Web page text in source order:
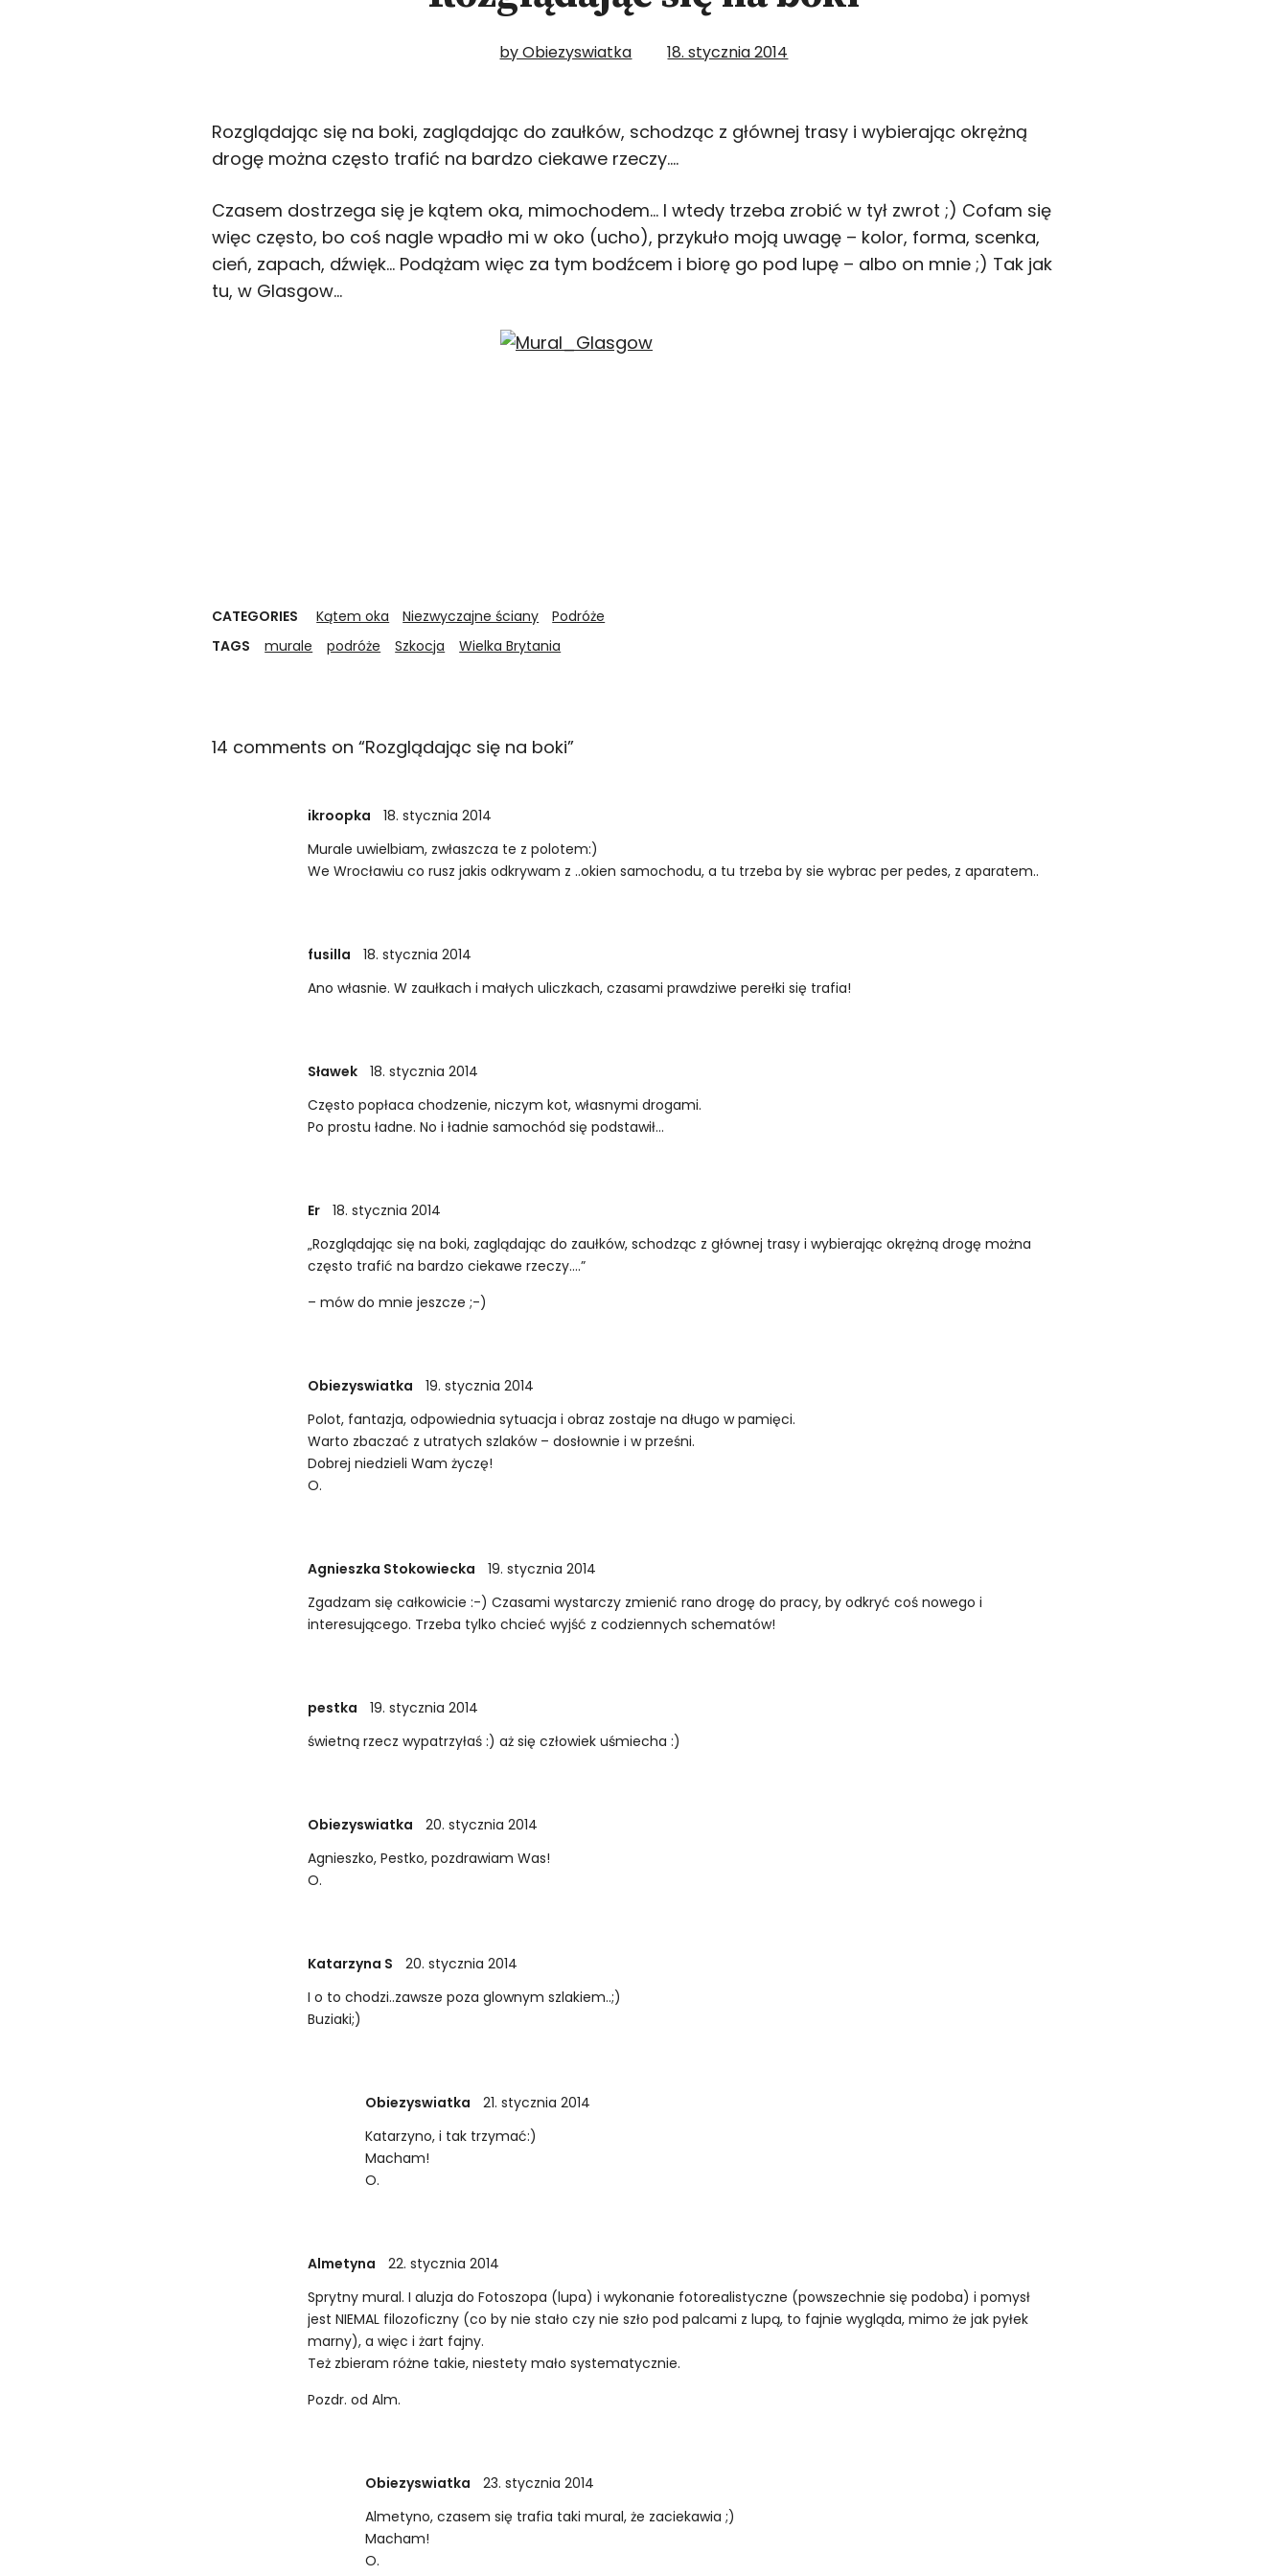
by Obiezyswiatka 18. stycznia 2014
Rozglądając się na boki, zaglądając do zaułków, schodząc z głównej trasy i wybierając okrężną
drogę można często trafić na bardzo ciekawe rzeczy….
Czasem dostrzega się je kątem oka, mimochodem… I wtedy trzeba zrobić w tył zwrot ;) Cofam się
więc często, bo coś nagle wpadło mi w oko (ucho), przykuło moją uwagę – kolor, forma, scenka,
cień, zapach, dźwięk… Podążam więc za tym bodźcem i biorę go pod lupę – albo on mnie ;) Tak jak
tu, w Glasgow…
CATEGORIES Kątem oka Niezwyczajne ściany
Podróże
TAGS
murale podróże Szkocja Wielka Brytania
14 comments on “Rozglądając się na boki”
ikroopka
18. stycznia 2014
Murale uwielbiam, zwłaszcza te z polotem:)
We Wrocławiu co rusz jakis odkrywam z ..okien samochodu, a tu trzeba by sie wybrac per pedes, z aparatem..
fusilla
18. stycznia 2014
Ano własnie. W zaułkach i małych uliczkach, czasami prawdziwe perełki się trafia!
Sławek
18. stycznia 2014
Często popłaca chodzenie, niczym kot, własnymi drogami.
Po prostu ładne. No i ładnie samochód się podstawił…
Er
18. stycznia 2014
„Rozglądając się na boki, zaglądając do zaułków, schodząc z głównej trasy i wybierając okrężną drogę można
często trafić na bardzo ciekawe rzeczy….”
– mów do mnie jeszcze ;-)
Obiezyswiatka
19. stycznia 2014
Polot, fantazja, odpowiednia sytuacja i obraz zostaje na długo w pamięci.
Warto zbaczać z utratych szlaków – dosłownie i w prześni.
Dobrej niedzieli Wam życzę!
O.
Agnieszka Stokowiecka
19. stycznia 2014
Zgadzam się całkowicie :-) Czasami wystarczy zmienić rano drogę do pracy, by odkryć coś nowego i
interesującego. Trzeba tylko chcieć wyjść z codziennych schematów!
pestka
19. stycznia 2014
świetną rzecz wypatrzyłaś :) aż się człowiek uśmiecha :)
Obiezyswiatka
20. stycznia 2014
Agnieszko, Pestko, pozdrawiam Was!
O.
Katarzyna S
20. stycznia 2014
I o to chodzi..zawsze poza glownym szlakiem..;)
Buziaki;)
Obiezyswiatka
21. stycznia 2014
Katarzyno, i tak trzymać:)
Macham!
O.
Almetyna
22. stycznia 2014
Sprytny mural. I aluzja do Fotoszopa (lupa) i wykonanie fotorealistyczne (powszechnie się podoba) i pomysł
jest NIEMAL filozoficzny (co by nie stało czy nie szło pod palcami z lupą, to fajnie wygląda, mimo że jak pyłek
marny), a więc i żart fajny.
Też zbieram różne takie, niestety mało systematycznie.
Pozdr. od Alm.
Obiezyswiatka
23. stycznia 2014
Almetyno, czasem się trafia taki mural, że zaciekawia ;)
Macham!
O.